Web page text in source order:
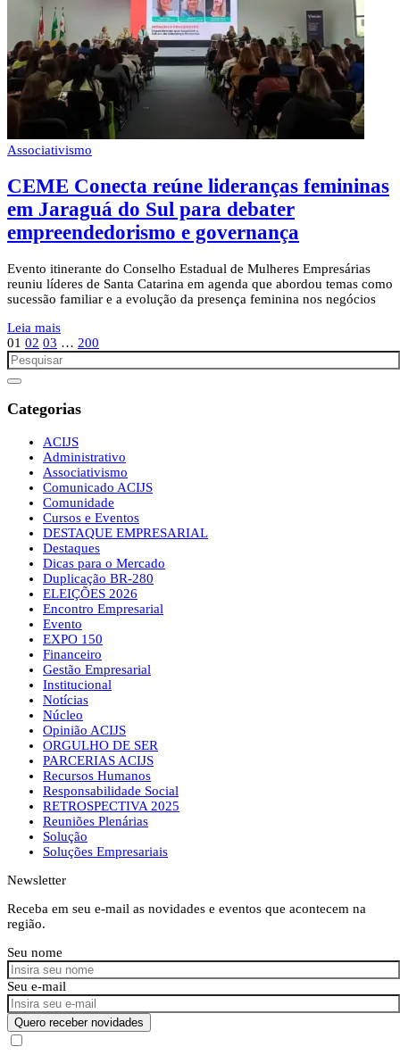
Associativismo
CEME Conecta reúne lideranças femininas
em Jaraguá do Sul para debater
empreendedorismo e governança
Evento itinerante do Conselho Estadual de Mulheres Empresárias
reuniu líderes de Santa Catarina em agenda que abordou temas como
sucessão familiar e a evolução da presença feminina nos negócios
Leia mais
01 02 03 … 200
Categorias
ACIJS
Administrativo
Associativismo
Comunicado ACIJS
Comunidade
Cursos e Eventos
DESTAQUE EMPRESARIAL
Destaques
Dicas para o Mercado
Duplicação BR-280
ELEIÇÕES 2026
Encontro Empresarial
Evento
EXPO 150
Financeiro
Gestão Empresarial
Institucional
Notícias
Núcleo
Opinião ACIJS
ORGULHO DE SER
PARCERIAS ACIJS
Recursos Humanos
Responsabilidade Social
RETROSPECTIVA 2025
Reuniões Plenárias
Solução
Soluções Empresariais
Newsletter
Receba em seu e-mail as novidades e eventos que acontecem na
região.
Seu nome
Seu e-mail
Quero receber novidades